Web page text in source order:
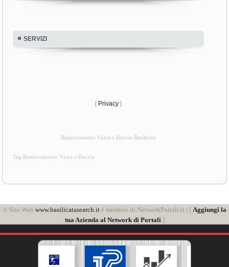
SERVIZI
[ Privacy ]
Rinnovamento Vasca e Doccia Basilicata
Tag Rinnovamento Vasca e Doccia
il Sito Web www.basilicatasearch.itè membro di NetworkPortali.it | [ Aggiungi la
tua Azienda al Network di Portali]